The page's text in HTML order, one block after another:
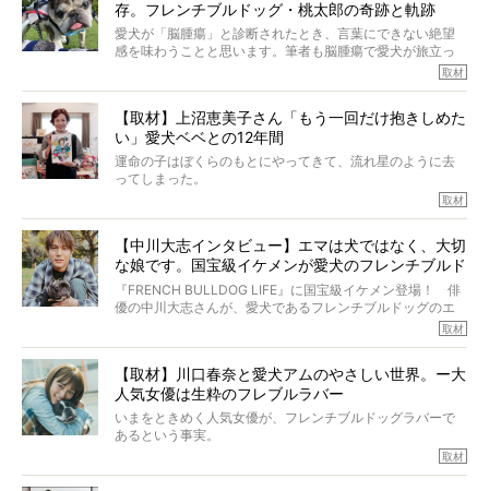
ントがフォローされていて、わが『FRENCH BULLDOG
LIFE』モデルのnicoやトーラスも、その中の一頭。
そんな中岡さんに、フレブルの魅力を語っていただきまし
た。そのブヒ愛っぷりは、思ってた以上！ ガチ中のガチ
存。フレンチブルドッグ・桃太郎の奇跡と軌跡
愛犬が「脳腫瘍」と診断されたとき、言葉にできない絶望
感を味わうことと思います。筆者も脳腫瘍で愛犬が旅立っ
たひとり。だからこそ、どれほど厄介で困難な病気かを理
ところが、フレンチブルドッグの桃太郎は9歳で脳腫瘍を発
症し、なんと4年7ヶ月間も生き抜いたのです。旅立ったと
きの年齢は13歳と11ヶ月、レジェンド級のレジェンドでし
た。さらには、治療後3年間は一度も発作が起きなかったと
いいます。
この事実はフレンチブルドッグだけでなく、脳腫瘍と闘う
太郎のオーナーである佐藤さんご夫婦に、治療の選択やケ
アについて詳しくお話しをうかがいました。
取材
【取材】上沼恵美子さん「もう一回だけ抱きしめた
い」愛犬ベベとの12年間
運命の子はぼくらのもとにやってきて、流れ星のように去
ってしまった。
り添いたいと思う。
その悲しみをいますぐ解消することはできないが、話をき
いて、泣いたり笑ったりするのもいいだろう。
こんな子だった、こんなにいい子だった、ほんとうに愛し
ていたと。
ぼくらは上沼恵美子さんのご自宅へ伺って、お話をきこう
と思った。
取材
【中川大志インタビュー】エマは犬ではなく、大切
な娘です。国宝級イケメンが愛犬のフレンチブルド
ッグと一緒に登場
『FRENCH BULLDOG LIFE』に国宝級イケメン登場！ 俳
優の中川大志さんが、愛犬であるフレンチブルドッグのエ
マちゃん（2歳の女の子）にメロメロとの情報を聞きつけ、
カエピソードが次から次へと飛び出しました。
取材
【取材】川口春奈と愛犬アムのやさしい世界。ー大
人気女優は生粋のフレブルラバー
いまをときめく人気女優が、フレンチブルドッグラバーで
あるという事実。
取材